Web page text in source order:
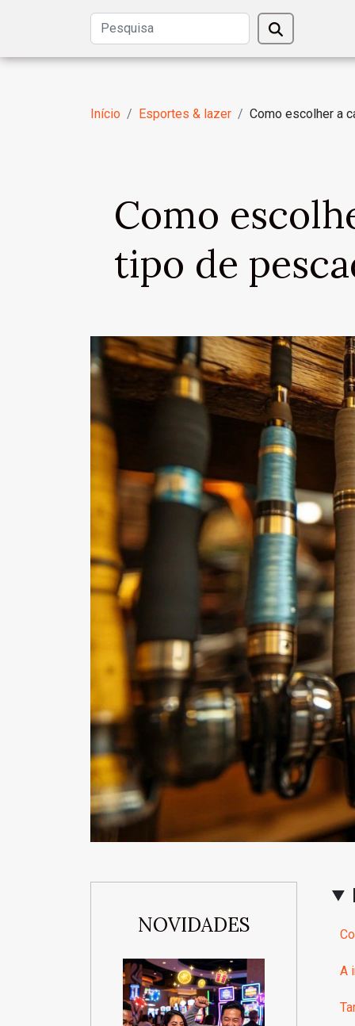
Início Esportes & lazer Como escolher a
Como
tipo de
NOVIDADES
A